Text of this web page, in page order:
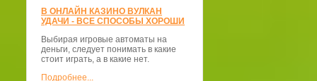
В ОНЛАЙН КАЗИНО ВУЛКАН
УДАЧИ - ВСЕ СПОСОБЫ ХОРОШИ
Выбирая игровые автоматы на
деньги, следует понимать в какие
стоит играть, а в какие нет.
Подробнее...